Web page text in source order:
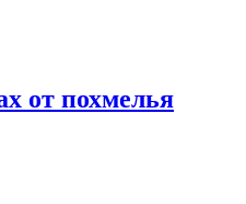
от похмелья